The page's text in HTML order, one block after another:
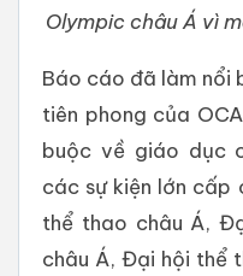
Olympic châu Á vì
Báo cáo đã làm nổi
tiên phong của
buộc về giáo dục
các sự kiện lớn cấp
thể thao châu Á,
châu Á, Đại hội thể